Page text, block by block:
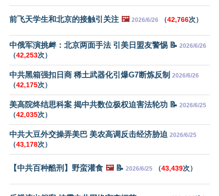
前飞天学生和北京的接触引关注 🖼️ 2026/6/26 （42,766次）
中俄军演挑衅：北京两面手法 引美日盟友警惕 📝 2026/6/26
（42,253次）
中共黑箱强扣日商 稀土武器化引爆G7断炼反制 2026/6/26
（42,175次）
美高院终结思科案 揭中共数位极权迫害法轮功 📝 2026/6/25
（42,035次）
中共大豆外交操弄美巴 美农高调反击经济胁迫 2026/6/25
（43,178次）
【中共百种酷刑】野蛮灌食 🖼️📝 2026/6/25 （43,439次）